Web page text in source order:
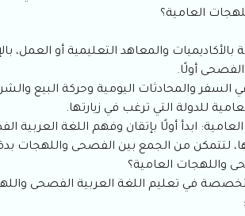
العامية؟
والمعاهد التعليمية أو العمل،
أولًا.
السفر والمحادثات اليومية وحركة البيع
للدولة التي ترغب في زيارتها.
ابدأ أولًا بإتقان وفهم اللغة العربية
لتتمكن من الجمع بين الفصحى واللهجات
واللهجات العامية؟
في تعليم اللغة العربية الفصحى